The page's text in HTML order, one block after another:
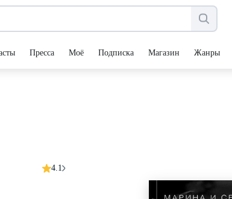
Пресса Моё Подписка Магазин Жанры
4.1